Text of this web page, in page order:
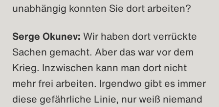
unabhängig konnten Sie dort arbeiten?
Serge Okunev: Wir haben dort verrückte
Sachen gemacht. Aber das war vor dem
Krieg. Inzwischen kann man dort nicht
mehr frei arbeiten. Irgendwo gibt es immer
diese gefährliche Linie, nur weiß niemand